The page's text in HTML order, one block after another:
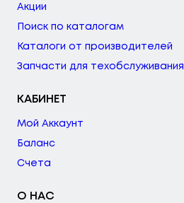
Акции
Поиск по каталогам
Каталоги от производителей
Запчасти для техобслуживания
КАБИНЕТ
Мой Аккаунт
Баланс
Счета
О НАС